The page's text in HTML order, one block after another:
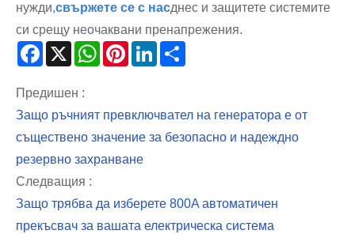
нужди,свържете се с насднес и защитете системите
си срещу неочаквани пренапрежения.
Facebook
X WhatsAppPinterestLinkedIn
Предишен :
Защо ръчният превключвател на генератора е от
съществено значение за безопасно и надеждно
резервно захранване
Следващия :
Защо трябва да изберете 800A автоматичен
прекъсвач за вашата електрическа система